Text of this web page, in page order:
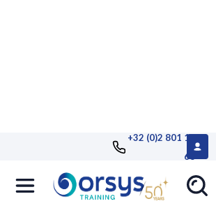
+32 (0)2 801 13
68
Managers, prestaties